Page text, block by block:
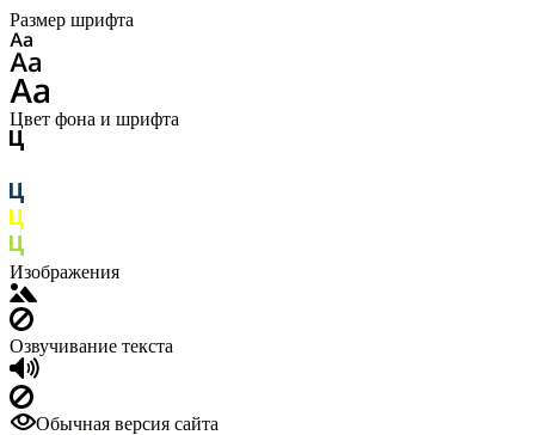
Размер шрифта
Цвет фона и шрифта
Изображения
Озвучивание текста
Обычная версия сайта